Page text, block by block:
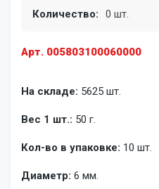
Арт. 005803100060000
На складе: 5625 шт.
Вес 1 шт.: 50 г.
Кол-во в упаковке: 10 шт.
Диаметр: 6 мм.
Количество: 0 шт.